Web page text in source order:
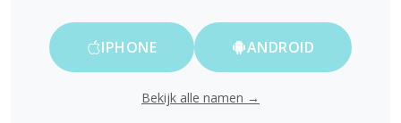
IPHONE ANDROID
Bekijk alle namen →